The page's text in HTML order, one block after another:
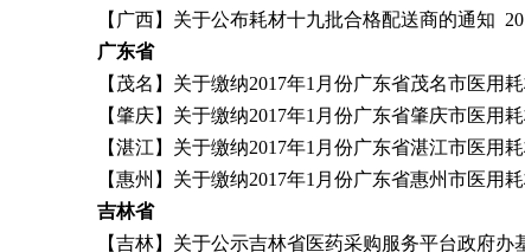
【广西】关于公布耗材十九批合格配送商的通知
广东省
【茂名】关于缴纳2017年1月份广东省茂名市医用
【肇庆】关于缴纳2017年1月份广东省肇庆市医用
【湛江】关于缴纳2017年1月份广东省湛江市医用
【惠州】关于缴纳2017年1月份广东省惠州市医用
吉林省
【吉林】关于公示吉林省医药采购服务平台政府